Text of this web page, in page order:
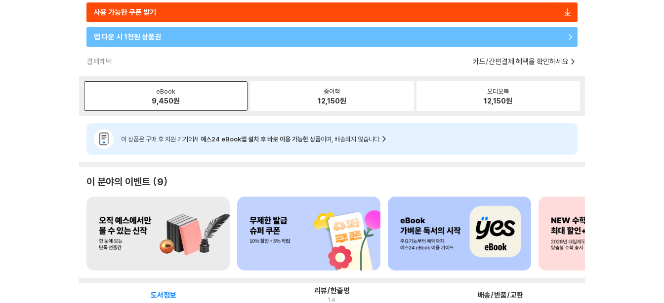
사용 가능한 쿠폰 받기
앱 다운 시 1천원 상품권
결제혜택 카드/간편결제 혜택을 확인하세요
eBook
9,450원
종이책
12,150원
오디오북
12,150원
이 상품은 구매 후 지원 기기에서 예스24 eBook앱 설치 후 바로 이용 가능한 상품이며, 배송되지 않습니다.
이 분야의 이벤트 9
도서정보 리뷰/한줄평
14 배송/반품/교환